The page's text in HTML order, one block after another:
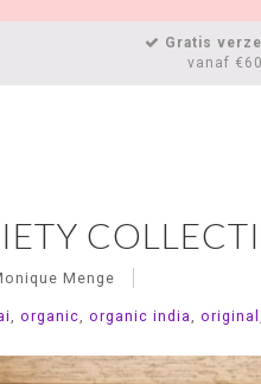
Gratis
vanaf €60
Menge
, organic, organic india, original ,